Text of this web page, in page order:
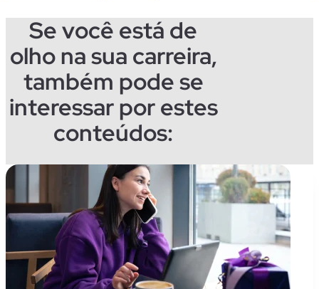
Se você está de
olho na sua carreira,
também pode se
interessar por estes
conteúdos: